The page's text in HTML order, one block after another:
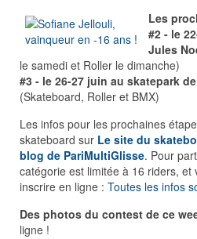
Les
#2 - le
Jules
le samedi et Roller le dimanche)
#3 - le 26-27 juin au skatepark
(Skateboard, Roller et BMX)
Les infos pour les prochaines
skateboard sur Le site du
blog de PariMultiGlisse. Pour
catégorie est limitée à 16 riders, et
inscrire en ligne : Toutes les infos
Des photos du contest de ce
ligne !